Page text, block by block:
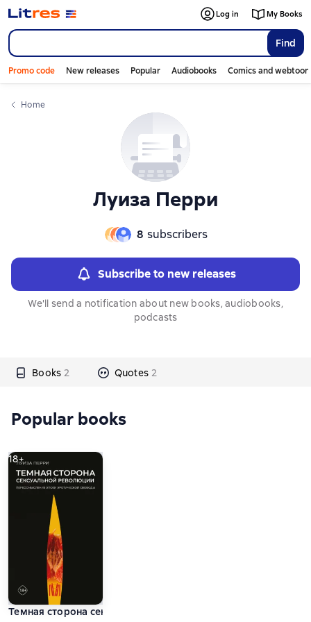
Find
Log in My Books
Promo code New releases Popular Audiobooks Comics and
Home
Луиза Перри
8 subscribers
Subscribe to new releases
We'll send a notification about new books, audiobooks,
podcasts
Books 2 Quotes 2
Слайдер с книгами
Popular books
18+
Темная сторона сексуальной революции. Переосмысление
Слайдер с книгами